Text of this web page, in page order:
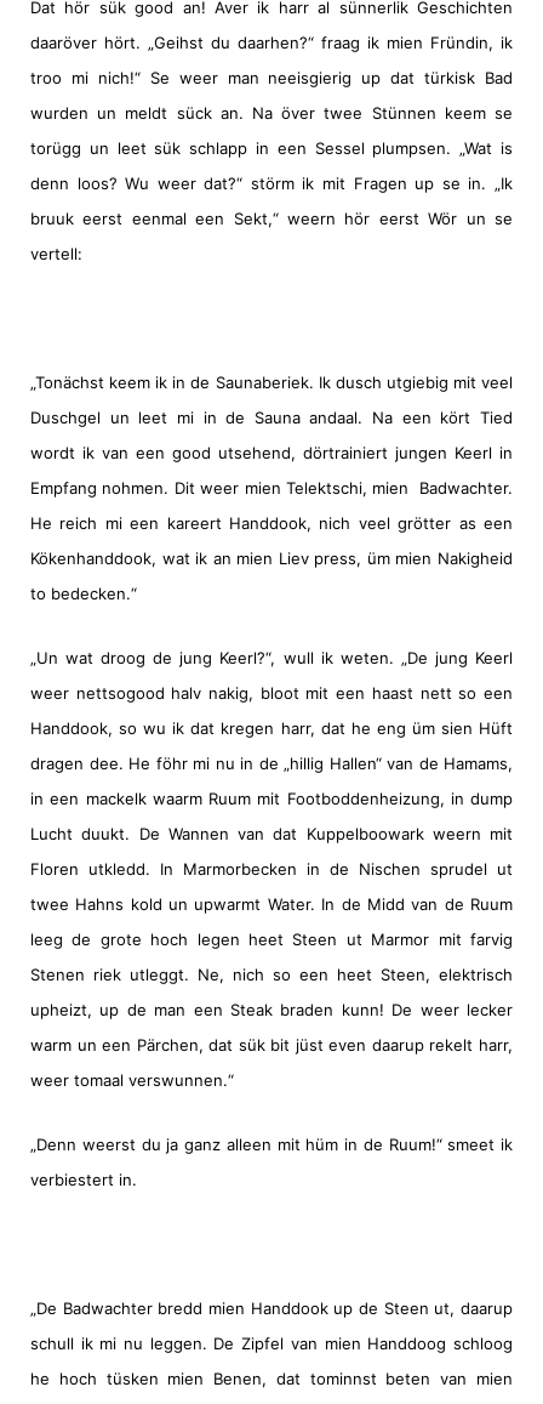
Dat hör sük good an! Aver ik harr al sünnerlik Geschichten
daaröver hört. „Geihst du daarhen?“ fraag ik mien Fründin, ik
troo mi nich!“ Se weer man neeisgierig up dat türkisk Bad
wurden un meldt sück an. Na över twee Stünnen keem se
torügg un leet sük schlapp in een Sessel plumpsen. „Wat is
denn loos? Wu weer dat?“ störm ik mit Fragen up se in. „Ik
bruuk eerst eenmal een Sekt,“ weern hör eerst Wör un se
vertell:
„Tonächst keem ik in de Saunaberiek. Ik dusch utgiebig mit veel
Duschgel un leet mi in de Sauna andaal. Na een kört Tied
wordt ik van een good utsehend, dörtrainiert jungen Keerl in
Empfang nohmen. Dit weer mien Telektschi, mien
Badwachter.
He reich mi een kareert Handdook, nich veel grötter as een
Kökenhanddook, wat ik an mien Liev press, üm mien Nakigheid
to bedecken.“
„Un wat droog de jung Keerl?“, wull ik weten. „De jung Keerl
weer nettsogood halv nakig, bloot mit een haast nett so een
Handdook, so wu ik dat kregen harr, dat he eng üm sien Hüft
dragen dee. He föhr mi nu in de „hillig Hallen“ van de Hamams,
in een mackelk waarm Ruum mit Footboddenheizung, in dump
Lucht duukt. De Wannen van dat Kuppelboowark weern mit
Floren utkledd. In Marmorbecken in de Nischen sprudel ut
twee Hahns kold un upwarmt Water. In de Midd van de Ruum
leeg de grote hoch legen heet Steen ut Marmor mit farvig
Stenen riek utleggt. Ne, nich so een heet Steen, elektrisch
upheizt, up de man een Steak braden kunn! De weer lecker
warm un een Pärchen, dat sük bit jüst even daarup rekelt harr,
weer tomaal verswunnen.“
„Denn weerst du ja ganz alleen mit hüm in de Ruum!“ smeet ik
verbiestert in.
„De Badwachter bredd mien Handdook up de Steen ut, daarup
schull ik mi nu leggen. De Zipfel van mien Handdoog schloog
he hoch tüsken mien Benen, dat tominnst beten van mien